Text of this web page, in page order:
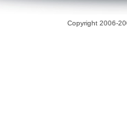
Copyright 2006-